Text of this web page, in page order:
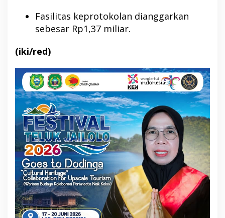
Fasilitas keprotokolan dianggarkan
sebesar Rp1,37 miliar.
(iki/red)